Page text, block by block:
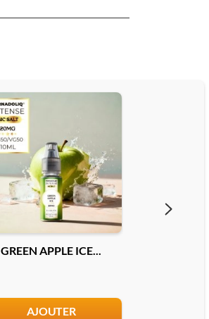
GREEN APPLE ICE...
AJOUTER